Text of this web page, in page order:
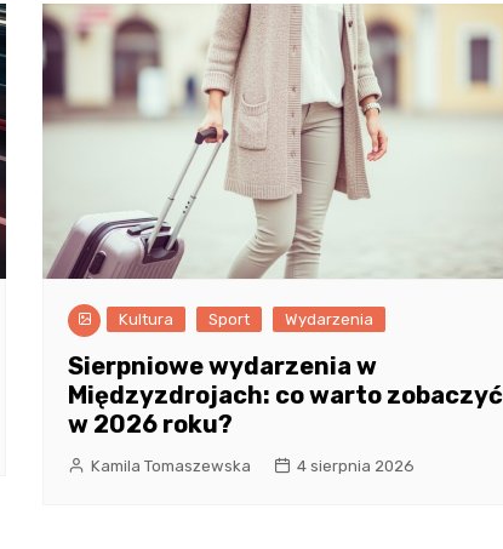
Kultura Sport Wydarzenia
Sierpniowe wydarzenia w
Międzyzdrojach: co warto zobaczyć
w 2026 roku?
Kamila Tomaszewska 4 sierpnia 2026